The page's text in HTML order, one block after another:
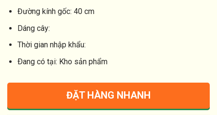
Đường kính gốc: 40 cm
Dáng cây:
Thời gian nhập khẩu:
Ðang có tại: Kho sản phẩm
ĐẶT HÀNG NHANH